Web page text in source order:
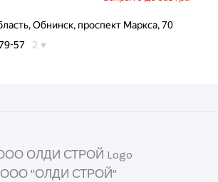
ООО "ОЛДИ СТРОЙ"